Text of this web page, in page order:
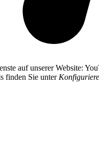
auf unserer Website:
finden Sie unter